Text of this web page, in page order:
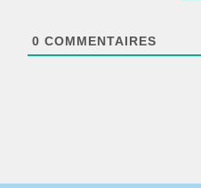
0 COMMENTAIRES